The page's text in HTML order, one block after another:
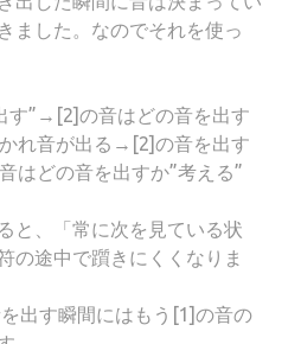
ました。なのでそれを使っ
す”→[2]の音はどの音を出す
れ音が出る→[2]の音を出す
はどの音を出すか”考える”
と、「常に次を見ている状
の途中で躓きにくくなりま
出す瞬間にはもう[1]の音の